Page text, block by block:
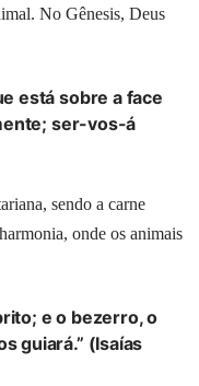
No Gênesis, Deus
está sobre a face
ser-vos-á
sendo a carne
onde os animais
e o bezerro, o
guiará.” (Isaías